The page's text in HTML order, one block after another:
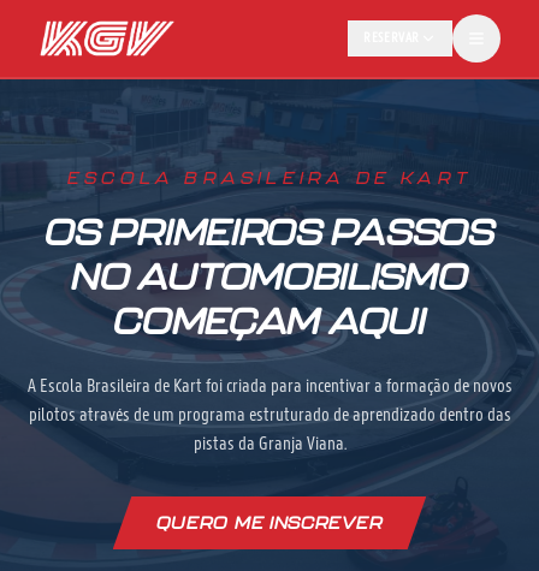
ESCOLA BRASILEIRA DE KART
OS PRIMEIROS PASSOS
NO AUTOMOBILISMO
COMEÇAM AQUI
A Escola Brasileira de Kart foi criada para incentivar a formação de novos
pilotos através de um programa estruturado de aprendizado dentro das
pistas da Granja Viana.
QUERO ME INSCREVER